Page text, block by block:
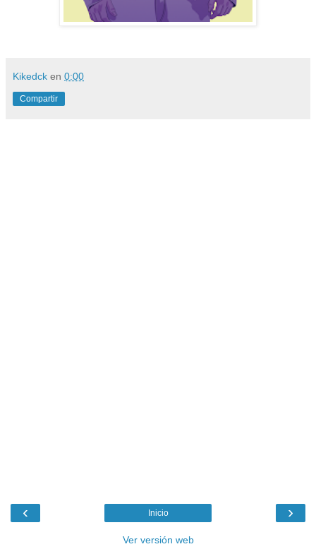
Kikedck en 0:00
Compartir
‹ ›
Inicio
Ver versión web